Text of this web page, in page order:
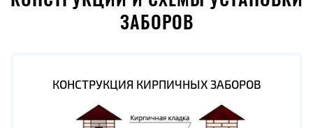
ЗАБОРОВ
КОНСТРУКЦИЯ КИРПИЧНЫХ ЗАБОРОВ